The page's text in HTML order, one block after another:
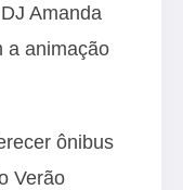
Amanda
a animação
ônibus
Verão